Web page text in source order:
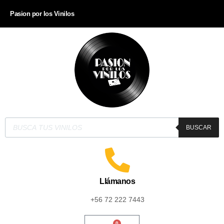
Pasion por los Vinilos
BUSCAR
Llámanos
+56 72 222 7443